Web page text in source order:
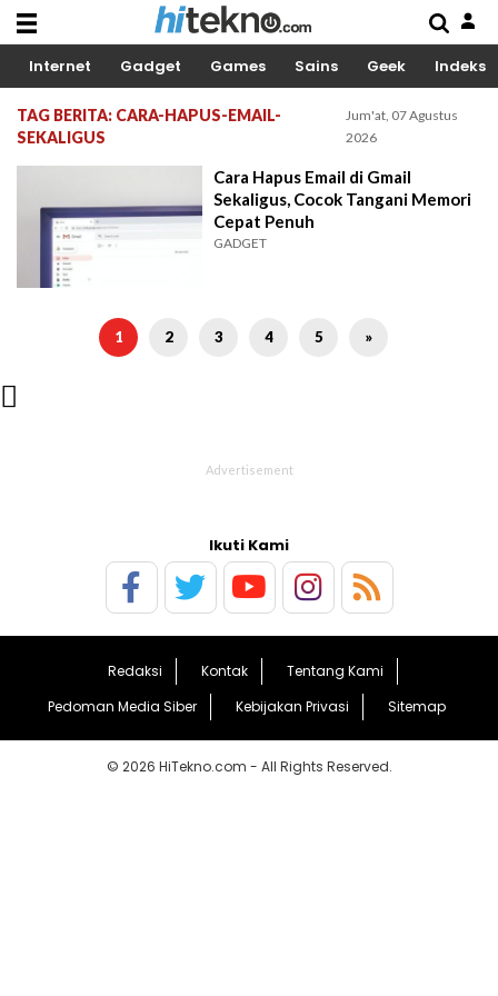
Internet Gadget Games Sains Geek Indeks
TAG BERITA: CARA-HAPUS-EMAIL-
SEKALIGUS
Jum'at, 07 Agustus
2026
Cara Hapus Email di Gmail
Sekaligus, Cocok Tangani Memori
Cepat Penuh
GADGET
1 2 3 4 5 »

Ikuti Kami
Redaksi Kontak
Tentang Kami
Pedoman Media Siber
Kebijakan Privasi Sitemap
© 2026 HiTekno.com - All Rights Reserved.